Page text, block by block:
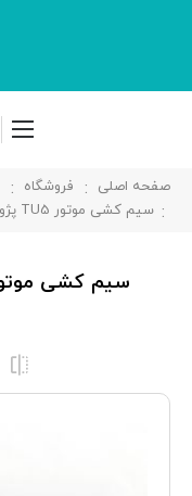
صفحه اصلی فروشگاه
سیم کشی موتور TU5 پژو 207 و راناپلاس ، IK01393780